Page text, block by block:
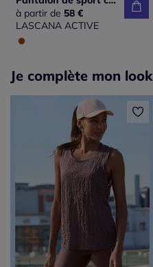
à partir de 58 €
LASCANA ACTIVE
Je complète mon look